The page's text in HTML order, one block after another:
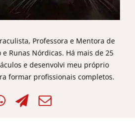
Professora e Mentora de
Runas Nórdicas. Há mais de 25
e desenvolvi meu próprio
formar profissionais completos.